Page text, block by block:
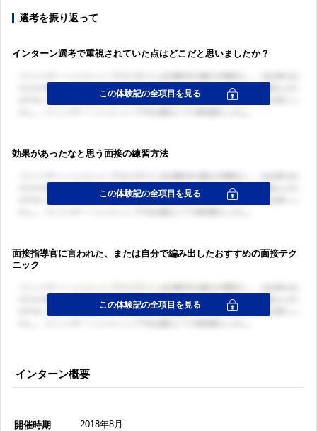
選考を振り返って
インターン選考で重視されていた点はどこだと思いましたか？
効果があったなと思う面接の練習方法
面接指導官に言われた、または自分で編み出したおすすめの面接テク
ニック
インターン概要
開催時期 2018年8月